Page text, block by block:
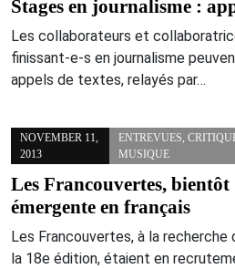
Stages en journalisme :
Les collaborateurs et
finissant-e-s en journalisme
appels de textes, relayés par…
NOVEMBER 11,
2013
ENTREVUES,
MUSIQUE
Les Francouvertes, bientôt
émergente en français
Les Francouvertes, à la
la 18e édition, étaient en